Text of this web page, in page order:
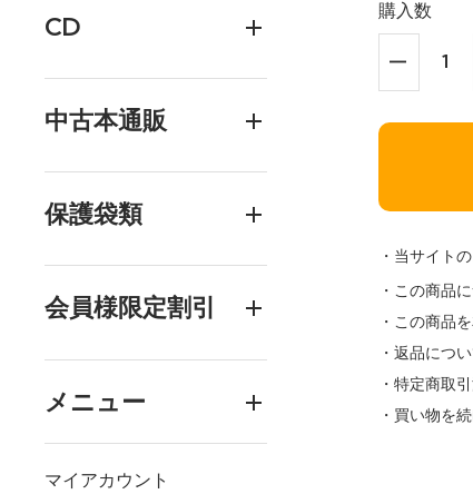
CD
中古本通販
保護袋類
会員様限定割引
メニュー
マイアカウント
購入数
・当サイト
・この商品
・この商品
・返品につ
・特定商取
・買い物を